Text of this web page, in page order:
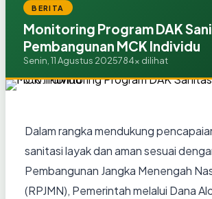
BERITA
Monitoring Program DAK
Pembangunan MCK Individu
Senin, 11 Agustus 2025784x dilihat
Dalam rangka mendukung
sanitasi layak dan aman sesuai
Pembangunan Jangka Menengah
(RPJMN), Pemerintah melalui Dana